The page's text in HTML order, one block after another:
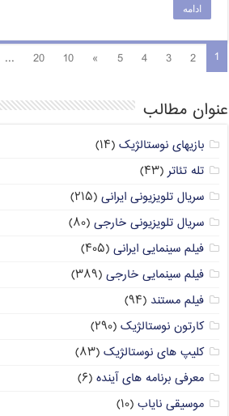
ادامه
1
2
3
4
5
»
10
20
...
عنوان مطالب
بازیهای نوستالژیک (۱۴)
تله تئاتر(۴۳)
سریال تلویزیونی ایرانی (۲۱۵)
سریال تلویزیونی خارجی (۸۰)
فیلم سینمایی ایرانی (۴۰۵)
فیلم سینمایی خارجی (۳۸۹)
فیلم مستند (۹۴)
کارتون نوستالژیک (۲۹۰)
کلیپ های نوستالژیک (۸۳)
معرفی برنامه های آینده (۶)
موسیقی نایاب (۱۰)